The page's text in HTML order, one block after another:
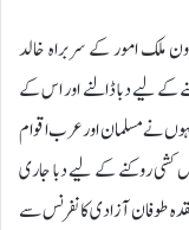
ملک امور کے سربراہ خالد
لیے دبا ڈالنے اور اس کے
نے مسلمان اور عرب اقوام
کشی روکنے کے لیے دبا جاری
طوفان آزادی کانفرنس سے